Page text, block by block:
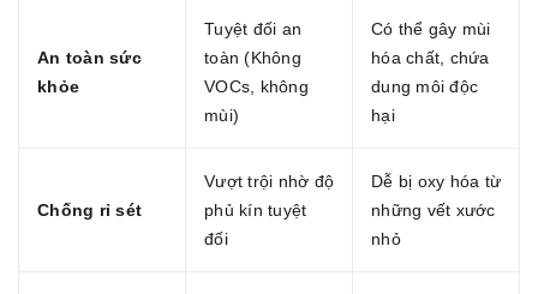
An toàn sức
khỏe
Tuyệt đối an
toàn (Không
VOCs, không
mùi)
Có thể gây mùi
hóa chất, chứa
dung môi độc
hại
Chống rỉ sét
Vượt trội nhờ độ
phủ kín tuyệt
đối
Dễ bị oxy hóa từ
những vết xước
nhỏ